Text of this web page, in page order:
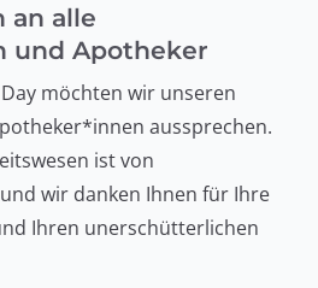
an alle
und Apotheker
möchten wir unseren
aussprechen.
ist von
wir danken Ihnen für Ihre
Ihren unerschütterlichen